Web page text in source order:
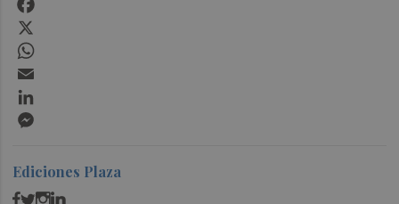
Ediciones Plaza